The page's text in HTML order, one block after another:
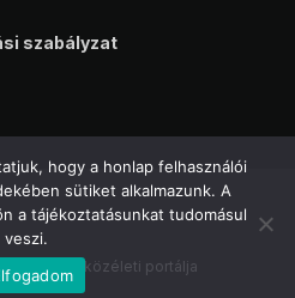
szabályzat
online közéleti portálja
hogy a honlap felhasználói
sütiket alkalmazunk. A
a tájékoztatásunkat tudomásul
veszi.